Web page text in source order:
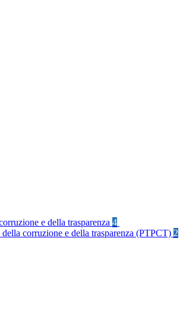
e della trasparenza 4
corruzione e della trasparenza (PTPCT) 2